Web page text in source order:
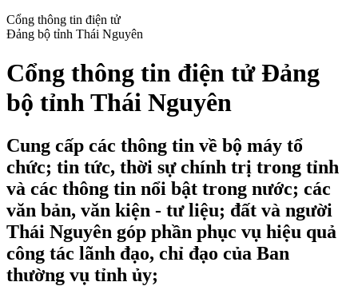
Cổng thông tin điện tử
Đảng bộ tỉnh Thái Nguyên
Cổng thông tin điện tử Đảng
bộ tỉnh Thái Nguyên
Cung cấp các thông tin về bộ máy tổ
chức; tin tức, thời sự chính trị trong tỉnh
và các thông tin nổi bật trong nước; các
văn bản, văn kiện - tư liệu; đất và người
Thái Nguyên góp phần phục vụ hiệu quả
công tác lãnh đạo, chỉ đạo của Ban
thường vụ tỉnh ủy;